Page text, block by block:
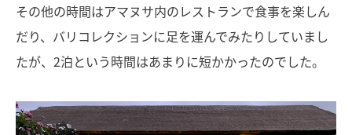
その他の時間はアマヌサ内のレストランで食事を楽しん
だり、バリコレクションに足を運んでみたりしていまし
たが、2泊という時間はあまりに短かかったのでした。